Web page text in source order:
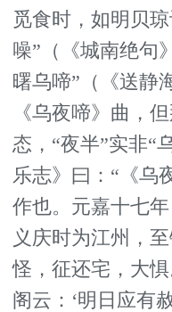
觅食时，如明贝
噪”（《城南绝句
曙乌啼”（《送静
《乌夜啼》曲，
态，“夜半”实非“
乐志》曰：“《乌
作也。元嘉十七
义庆时为江州，
怪，征还宅，大
阁云：‘明日应有